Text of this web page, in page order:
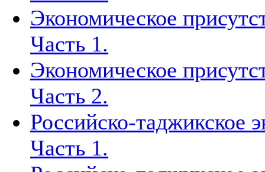
Экономическое
Часть 1.
Экономическое
Часть 2.
Российско-таджикское
Часть 1.